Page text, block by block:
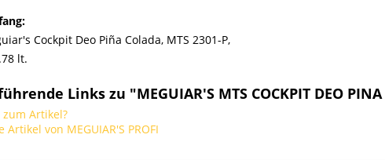
Cockpit Deo Piña Colada, MTS 2301-P,
lt.
Links zu "MEGUIAR'S MTS COCKPIT DEO
zum Artikel?
Artikel von MEGUIAR'S PROFI